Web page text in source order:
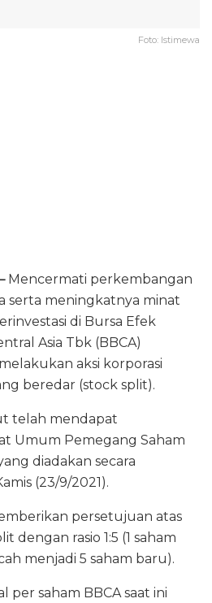
Foto: Istimewa
Mencermati perkembangan
serta meningkatnya minat
di Bursa Efek
Asia Tbk (BBCA)
aksi korporasi
beredar (stock split).
telah mendapat
Umum Pemegang Saham
diadakan secara
(23/9/2021).
persetujuan atas
dengan rasio 1:5 (1 saham
menjadi 5 saham baru).
per saham BBCA saat ini